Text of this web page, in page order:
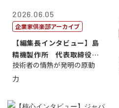
2026.06.05
企業家倶楽部アーカイブ
【編集長インタビュー】島
精機製作所 代表取締役
社 長 島 正...
技術者の情熱が発明の原動
力